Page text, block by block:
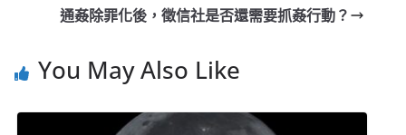
通姦除罪化後，徵信社是否還需要抓姦行動？
You May Also Like